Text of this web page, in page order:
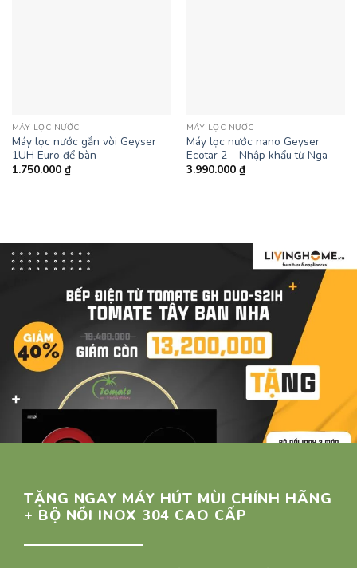
MÁY LỌC NƯỚC
Máy lọc nước gắn vòi Geyser
1UH Euro để bàn
1.750.000 ₫
MÁY LỌC NƯỚC
Máy lọc nước nano Geyser
Ecotar 2 – Nhập khẩu từ Nga
3.990.000 ₫
TẶNG NGAY MÁY HÚT MÙI CHÍNH HÃNG
+ BỘ NỒI INOX 304 CAO CẤP